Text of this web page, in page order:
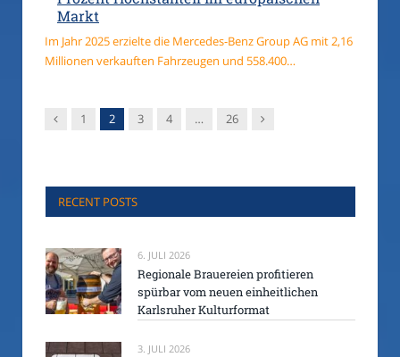
Markt
Im Jahr 2025 erzielte die Mercedes-Benz Group AG mit 2,16
Millionen verkauften Fahrzeugen und 558.400…
Vorgänger
1 2 3 4 … 26 Nachfolger
RECENT POSTS
6. JULI 2026
Regionale Brauereien profitieren
spürbar vom neuen einheitlichen
Karlsruher Kulturformat
3. JULI 2026